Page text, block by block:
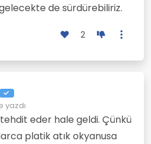
de sürdürebiliriz.
2
yazdı
eder hale geldi. Çünkü
platik atık okyanusa